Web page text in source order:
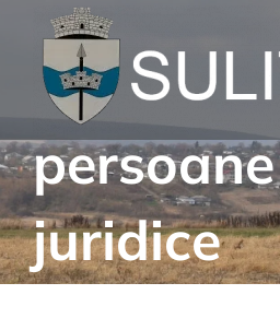
content
persoane
juridice